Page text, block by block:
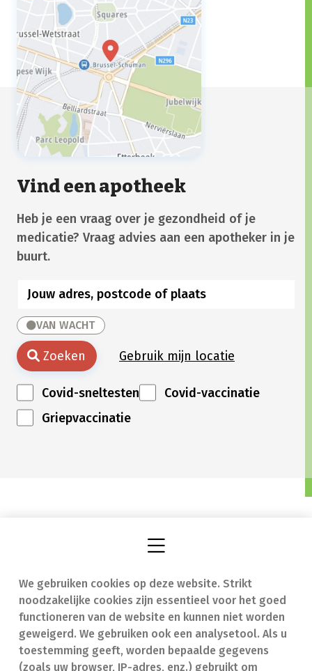
We gebruiken cookies op deze website. Strikt
noodzakelijke cookies zijn essentieel voor het goed
functioneren van de website en kunnen niet worden
geweigerd. We gebruiken ook een analysetool. Als u
toestemming geeft, worden bepaalde gegevens
(zoals uw browser, IP-adres, enz.) gebruikt om
Vind een apotheek
Heb je een vraag over je gezondheid of je
medicatie? Vraag advies aan een apotheker in je
buurt.
VAN WACHT
Zoeken Gebruik mijn locatie
Covid-sneltesten
Covid-vaccinatie
Griepvaccinatie
Vind een apotheek
Onze expertise
Ziekten
In geval van nood
Contact
Veelgestelde vragen